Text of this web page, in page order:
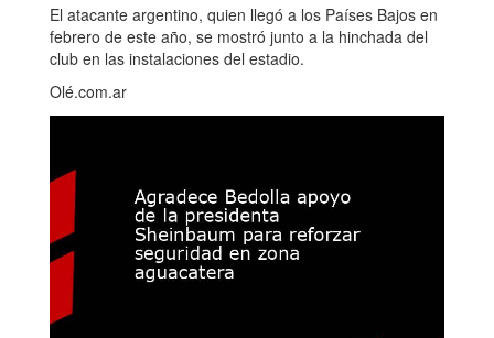
El atacante argentino, quien llegó a los Países Bajos en
febrero de este año, se mostró junto a la hinchada del
club en las instalaciones del estadio.
Olé.com.ar